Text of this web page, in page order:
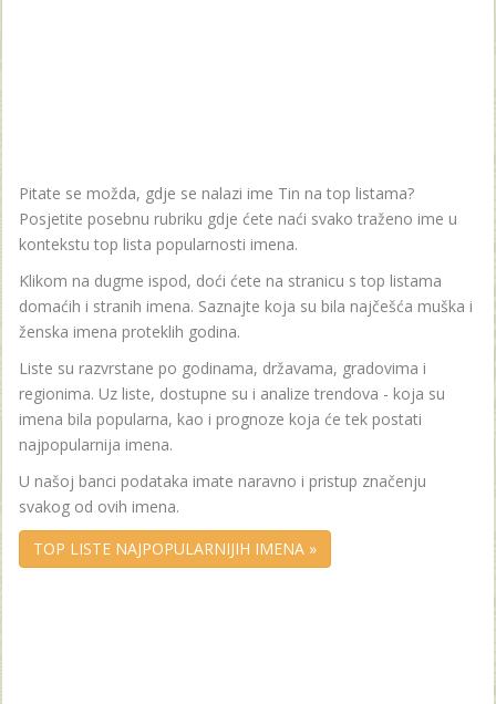
Pitate se možda, gdje se nalazi ime Tin na top listama?
Posjetite posebnu rubriku gdje ćete naći svako traženo ime u
kontekstu top lista popularnosti imena.
Klikom na dugme ispod, doći ćete na stranicu s top listama
domaćih i stranih imena. Saznajte koja su bila najčešća muška i
ženska imena proteklih godina.
Liste su razvrstane po godinama, državama, gradovima i
regionima. Uz liste, dostupne su i analize trendova - koja su
imena bila popularna, kao i prognoze koja će tek postati
najpopularnija imena.
U našoj banci podataka imate naravno i pristup značenju
svakog od ovih imena.
TOP LISTE NAJPOPULARNIJIH IMENA »